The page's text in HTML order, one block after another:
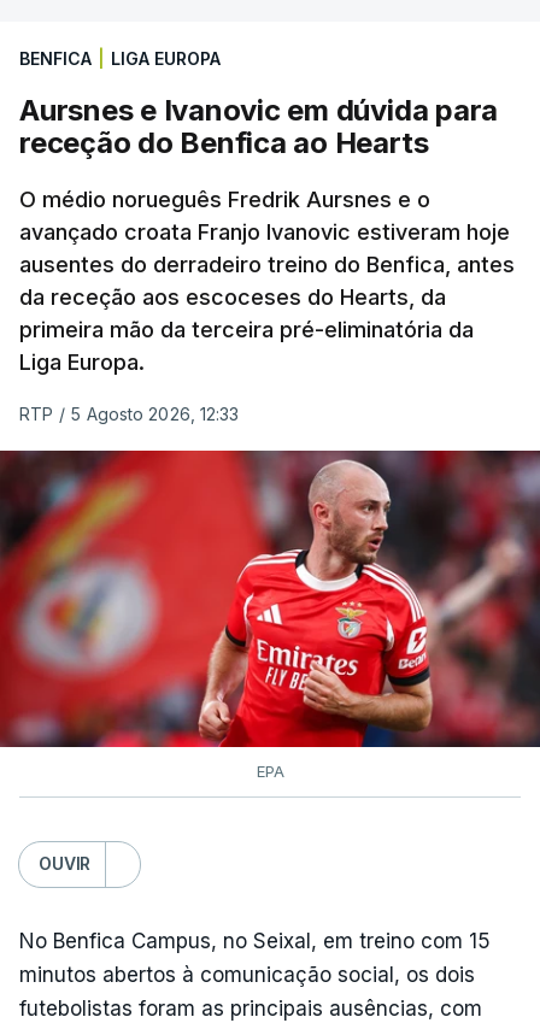
pista.
O vice-campeão português de contrarrelógio,
Rafael Reis, que procurava o oitavo triunfo em
mais rápido, a sete segundos, enquanto o italiano
Luca Giaimi (UAE Emirates) e o russo Artem Nych
(Anicolor-Campicarn), vencedor das últimas duas
edições da Volta, terminaram na quarta e quinta
posições, respetivamente, a nove e 14 segundos.
Na quinta-feira, o pelotão vai percorrer os 157,1
primeira das 10 etapas da 87.ª edição, com duas
contagens de terceira categoria nos derradeiros
50 quilómetros.
TÓPICOS
Lourinhã Queluz Madison
BENFICA LIGA EUROPA
Aursnes e Ivanovic em dúvida para
receção do Benfica ao Hearts
O médio norueguês Fredrik Aursnes e o
avançado croata Franjo Ivanovic estiveram hoje
ausentes do derradeiro treino do Benfica, antes
da receção aos escoceses do Hearts, da
primeira mão da terceira pré-eliminatória da
Liga Europa.
RTP / 5 Agosto 2026, 12:33
EPA
OUVIR
No Benfica Campus, no Seixal, em treino com 15
minutos abertos à comunicação social, os dois
futebolistas foram as principais ausências, com